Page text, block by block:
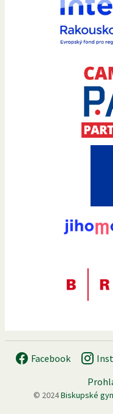
Facebook
© 2024Biskupské